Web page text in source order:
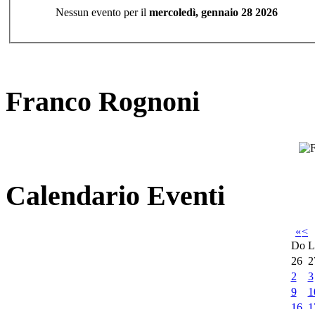
Nessun evento per il mercoledì, gennaio 28 2026
Franco Rognoni
Calendario Eventi
«<
Do
26
2
3
9